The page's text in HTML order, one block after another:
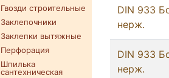
Гвозди строительные
Заклепочники
Заклепки вытяжные
Перфорация
Шпилька
сантехническая
DIN 933
нерж.
DIN 933
нерж.